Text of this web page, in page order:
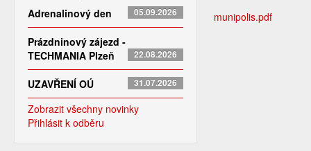
Adrenalinový den 05.09.2026
Prázdninový zájezd -
TECHMANIA Plzeň
22.08.2026
UZAVŘENÍ OÚ 31.07.2026
Zobrazit všechny novinky
Přihlásit k odběru
munipolis.pdf